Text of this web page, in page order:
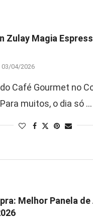
Zulay Magia
03/04/2026
Café Gourmet no
muitos, o dia só …
Melhor Panela